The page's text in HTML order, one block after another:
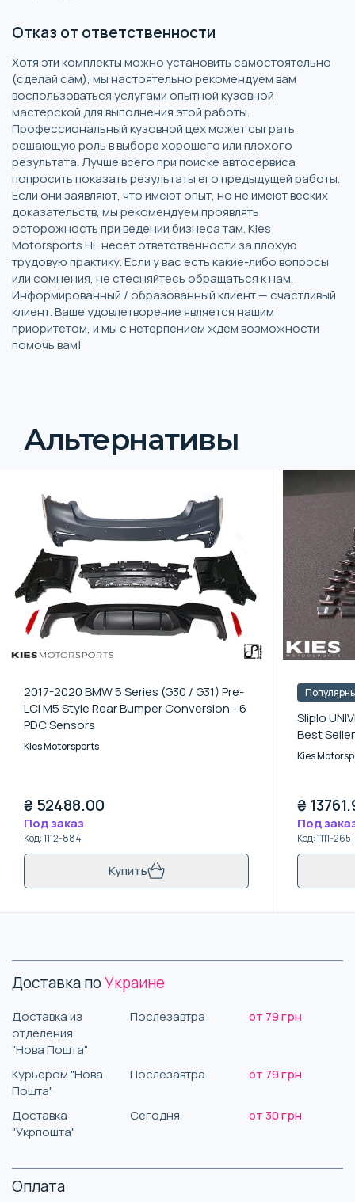
Отказ от ответственности
Хотя эти комплекты можно установить самостоятельно
(сделай сам), мы настоятельно рекомендуем вам
воспользоваться услугами опытной кузовной
мастерской для выполнения этой работы.
Профессиональный кузовной цех может сыграть
решающую роль в выборе хорошего или плохого
результата. Лучше всего при поиске автосервиса
попросить показать результаты его предыдущей работы.
Если они заявляют, что имеют опыт, но не имеют веских
доказательств, мы рекомендуем проявлять
осторожность при ведении бизнеса там. Kies
Motorsports НЕ несет ответственности за плохую
трудовую практику. Если у вас есть какие-либо вопросы
или сомнения, не стесняйтесь обращаться к нам.
Информированный / образованный клиент — счастливый
клиент. Ваше удовлетворение является нашим
приоритетом, и мы с нетерпением ждем возможности
помочь вам!
Альтернативы
2017-2020 BMW 5 Series (G30 / G31) Pre-
LCI M5 Style Rear Bumper Conversion - 6
PDC Sensors
Kies Motorsports
₴ 52488.00
Под заказ
Код:1112-884
Купить
Sliplo
Best Seller
Kies
₴
Под
Код:1111-265
Доставка поУкраине
Доставка из
отделения
"Нова Пошта"
Послезавтра от 79 грн
Курьером "Нова
Пошта"
Послезавтра от 79 грн
Доставка
"Укрпошта"
Сегодня от 30 грн
Оплата